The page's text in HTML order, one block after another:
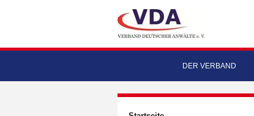
DER VERBAND